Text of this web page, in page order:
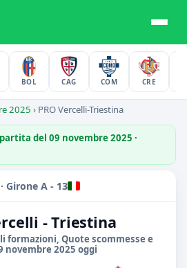
BOL CAG COM CRE
2025 › PRO Vercelli-Triestina
partita del 09 novembre 2025 ·
Girone A - 13
- Triestina
formazioni, Quote scommesse e
novembre 2025 oggi